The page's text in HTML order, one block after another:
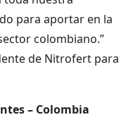
para aportar en la
colombiano.”
de Nitrofert para
– Colombia